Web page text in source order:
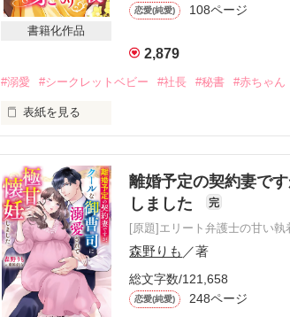
書籍化作品
恋愛(純愛) 108ページ
2,879
#溺愛 #シークレットベビー #社長 #秘書 #赤ちゃん
表紙を見る
愛する人とのたった一夜を胸に生きていくつもり
この子とともに……。
高垣都子（たかがきみやこ）26歳
副社長秘書
×
離婚予定の契約妻で
しました
完
[原題]エリート弁護士の甘い執
森野りも ／著
総文字数/121,658
恋愛(純愛) 248ページ